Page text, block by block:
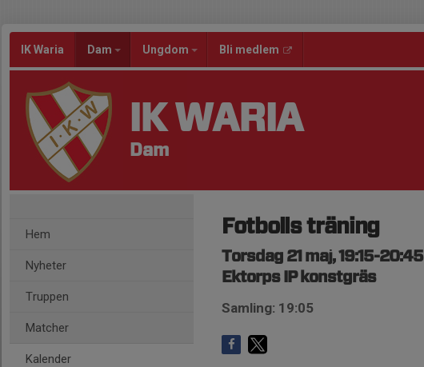
IK Waria Dam Ungdom Bli medlem
IK WARIA
Dam
Hem
Nyheter
Truppen
Matcher
Kalender
Fotbolls träning
Torsdag 21 maj, 19:15-20:45
Ektorps IP konstgräs
Samling: 19:05